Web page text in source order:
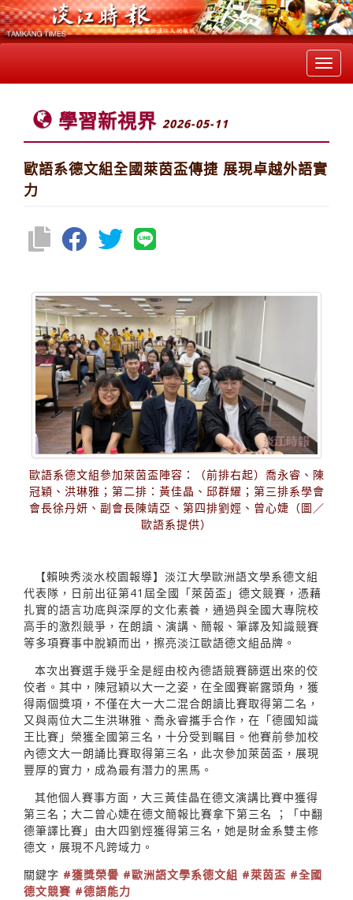
學習新視界 2026-05-11
歐語系德文組全國萊茵盃傳捷 展現卓越外語實
力
歐語系德文組參加萊茵盃陣容：（前排右起）喬永睿、陳
冠穎、洪琳雅；第二排：黃佳晶、邱群耀；第三排系學會
會長徐丹妍、副會長陳靖亞、第四排劉娙、曾心婕（圖／
歐語系提供）
【賴映秀淡水校園報導】淡江大學歐洲語文學系德文組
代表隊，日前出征第41屆全國「萊茵盃」德文競賽，憑藉
扎實的語言功底與深厚的文化素養，通過與全國大專院校
高手的激烈競爭，在朗讀、演講、簡報、筆譯及知識競賽
等多項賽事中脫穎而出，擦亮淡江歐語德文組品牌。
本次出賽選手幾乎全是經由校內德語競賽篩選出來的佼
佼者。其中，陳冠穎以大一之姿，在全國賽嶄露頭角，獲
得兩個獎項，不僅在大一大二混合朗讀比賽取得第二名，
又與兩位大二生洪琳雅、喬永睿攜手合作，在「德國知識
王比賽」榮獲全國第三名，十分受到瞩目。他賽前參加校
內德文大一朗誦比賽取得第三名，此次參加萊茵盃，展現
豐厚的實力，成為最有潛力的黑馬。
其他個人賽事方面，大三黃佳晶在德文演講比賽中獲得
第三名；大二曾心婕在德文簡報比賽拿下第三名 ；「中翻
德筆譯比賽」由大四劉烴獲得第三名，她是財金系雙主修
德文，展現不凡跨域力。
關鍵字 #獲獎榮譽 #歐洲語文學系德文組 #萊茵盃 #全國
德文競賽 #德語能力